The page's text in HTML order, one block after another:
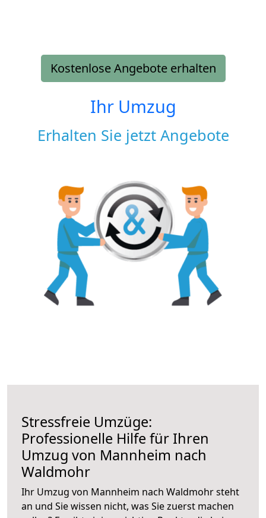
Kostenlose Angebote erhalten
Ihr Umzug
Erhalten Sie jetzt Angebote
Stressfreie Umzüge:
Professionelle Hilfe für Ihren
Umzug von Mannheim nach
Waldmohr
Ihr Umzug von Mannheim nach Waldmohr steht
an und Sie wissen nicht, was Sie zuerst machen